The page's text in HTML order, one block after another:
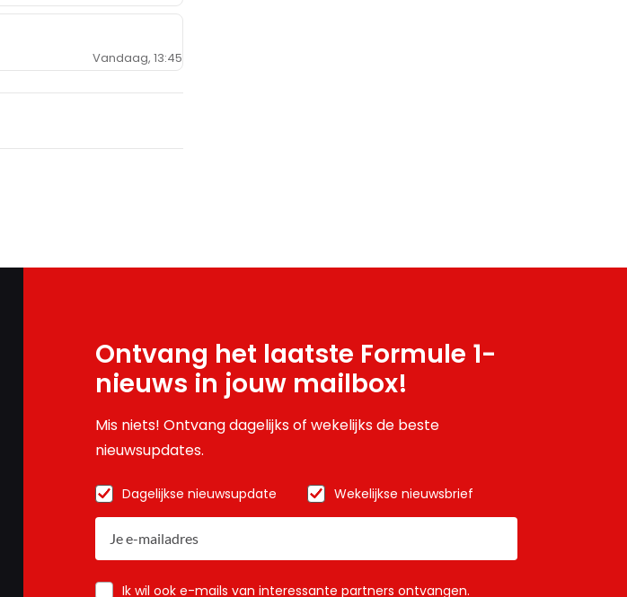
Vandaag, 13:45
Ontvang het laatste Formule 1-
nieuws in jouw mailbox!
Mis niets! Ontvang dagelijks of wekelijks de beste
nieuwsupdates.
Dagelijkse nieuwsupdate Wekelijkse nieuwsbrief
Ik wil ook e-mails van interessante partners ontvangen.